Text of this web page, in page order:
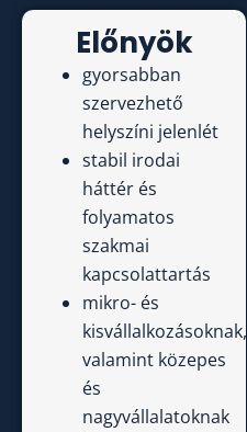
Előnyök
gyorsabban
szervezhető
helyszíni jelenlét
stabil irodai
háttér és
folyamatos
szakmai
kapcsolattartás
mikro- és
kisvállalkozásoknak,
valamint közepes
és
nagyvállalatoknak